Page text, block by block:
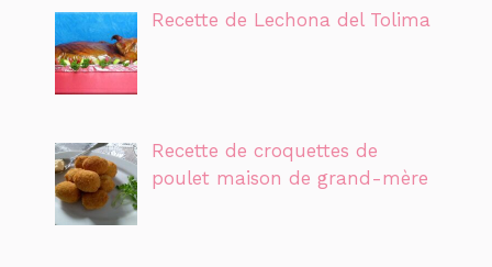
Recette de Lechona del Tolima
Recette de croquettes de
poulet maison de grand-mère